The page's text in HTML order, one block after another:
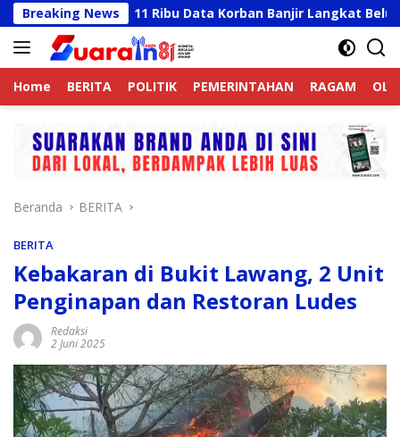
Langsung
ke
konten
Breaking News
11 Ribu Data Korban Banjir Langkat Belum Valid,
Home BERITA POLITIK PEMERINTAHAN RAGAM
Beranda BERITA
BERITA
Kebakaran di Bukit Lawang, 2 Unit
Penginapan dan Restoran Ludes
Redaksi
2 Juni 2025